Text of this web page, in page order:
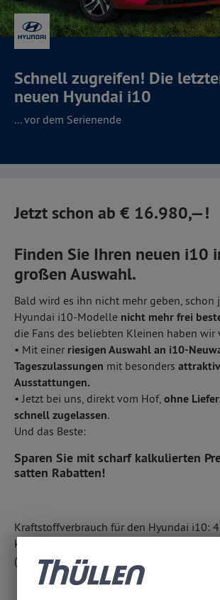
Schnell zugreifen! Die
neuen Hyundai i10
... vor dem Serienende
Jetzt schon ab € 16.980,—!
Finden Sie Ihren neuen i10
großen Auswahl.
Bald wird es ihn nicht mehr geben, schon
Hyundai i10-Modelle nicht mehr frei
die Fans des beliebten Kleinen haben wir
• Mit einer riesigen Auswahl an i10-
Tageszulassungen mit besonders
Ausstattungen.
• Jetzt bei uns, direkt vom Hof, ohne
schnell zugelassen.
Und das Beste:
Sparen Sie mit scharf kalkulierten
satten Rabatten!
Kraftstoffverbrauch für den Hyundai i10:
km; CO
(komb. Werte gem. WLTP)